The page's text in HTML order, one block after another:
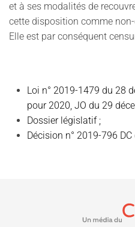
et à ses modalités de
cette disposition comme
Elle est par conséquent
Loi n° 2019-1479 du 28
pour 2020, JO du 29
Dossier législatif ;
Décision n° 2019-796